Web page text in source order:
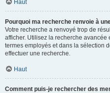
Haut
Pourquoi ma recherche renvoie à
Votre recherche a renvoyé trop de
afficher. Utilisez la recherche avancée
termes employés et dans la sélection
effectuer une recherche.
Haut
Comment puis-je rechercher des